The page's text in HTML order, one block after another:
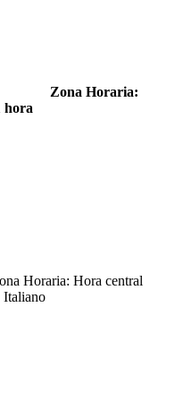
Zona Horaria:
hora
Horaria: Hora central
Italiano